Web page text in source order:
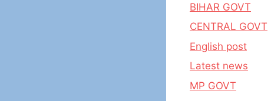
BIHAR GOVT
CENTRAL GOVT
English post
Latest news
MP GOVT